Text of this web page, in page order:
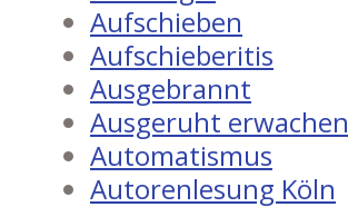
Aufschieben
Aufschieberitis
Ausgebrannt
Ausgeruht erwachen
Automatismus
Autorenlesung Köln